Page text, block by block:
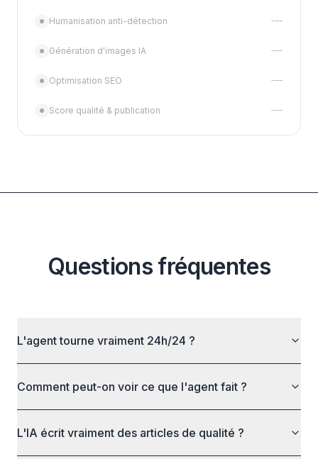
Humanisation anti-détection ---
Génération d'images IA ---
Optimisation SEO ---
Score qualité & publication ---
Questions fréquentes
L'agent tourne vraiment 24h/24 ?
Comment peut-on voir ce que l'agent fait ?
L'IA écrit vraiment des articles de qualité ?